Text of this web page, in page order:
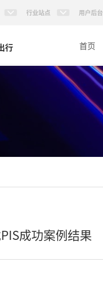
行业站点 用户后台
行 首页
成功案例结果